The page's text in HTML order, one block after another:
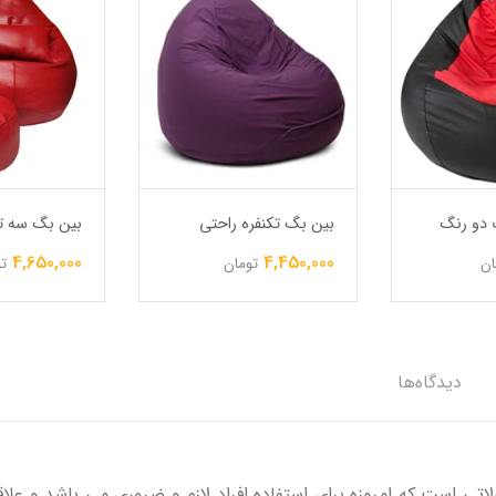
دو رنگ بین بگ تکنفره راحتی
4,450,000 تومان
بین بگ سه
4,650,000
دیدگاه‌ها